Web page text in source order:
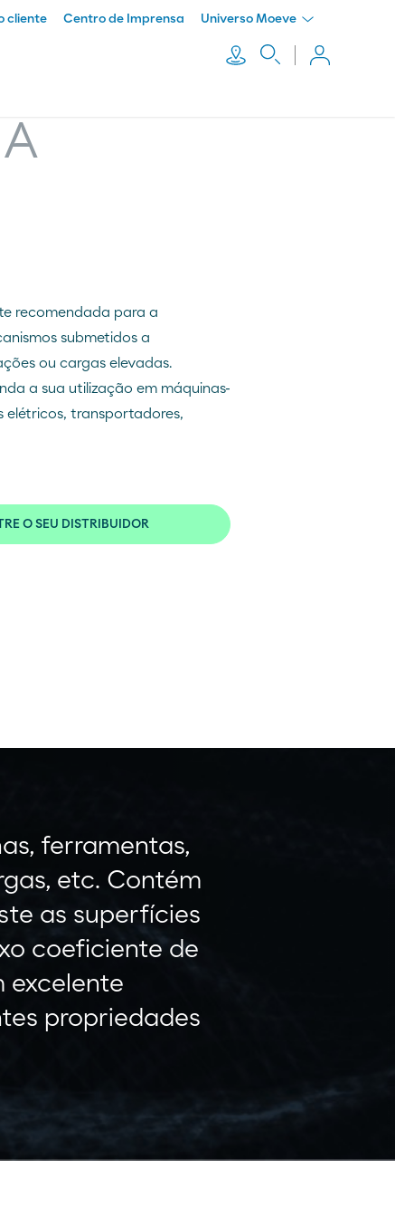
cliente Centro de Imprensa Universo Moeve
recomendada para a
submetidos a
ou cargas elevadas.
a sua utilização em máquinas-
elétricos, transportadores,
O SEU DISTRIBUIDOR
ferramentas,
etc. Contém
as superfícies
coeficiente de
excelente
propriedades